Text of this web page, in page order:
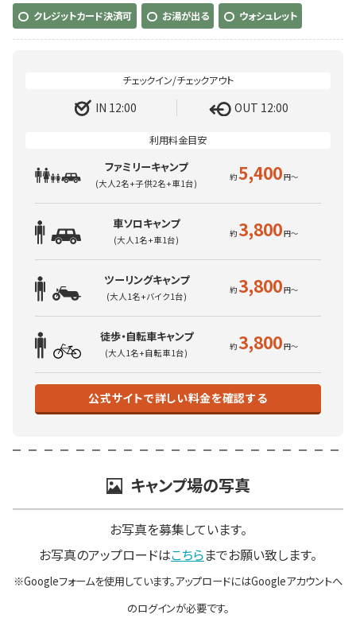
クレジットカード決済可 お湯が出る ウォシュレット
IN 12:00 OUT 12:00
ファミリーキャンプ
(大人2名+子供2名+車1台) 5,400
車ソロキャンプ
(大人1名+車1台) 3,800
ツーリングキャンプ
(大人1名+バイク1台) 3,800
徒歩・自転車キャンプ
(大人1名+自転車1台) 3,800
公式サイトで詳しい料金を確認する
キャンプ場の写真
お写真を募集しています。
お写真のアップロードはこちらまでお願い致します。
※Googleフォームを使用しています。アップロードにはGoogleアカウントへ
のログインが必要です。